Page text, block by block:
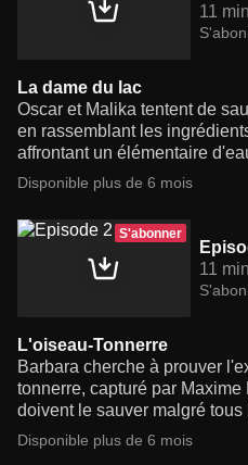
11 min
La dame du lac
Oscar et Malika tentent de
en rassemblant les
affrontant un élémentaire
Disponible plus de 6 mois
S'abonner
11 min
L'oiseau-Tonnerre
Barbara cherche à prouver
tonnerre, capturé par Maxime
doivent le sauver malgré tous
Disponible plus de 6 mois